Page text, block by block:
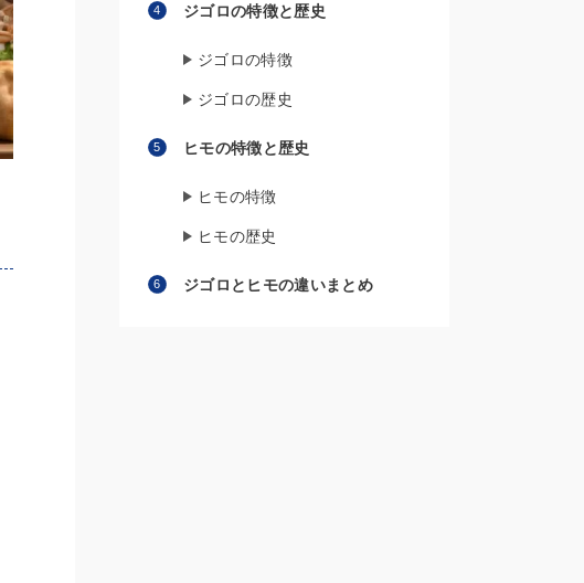
ジゴロの特徴と歴史
ジゴロの特徴
ジゴロの歴史
ヒモの特徴と歴史
ヒモの特徴
ヒモの歴史
ジゴロとヒモの違いまとめ